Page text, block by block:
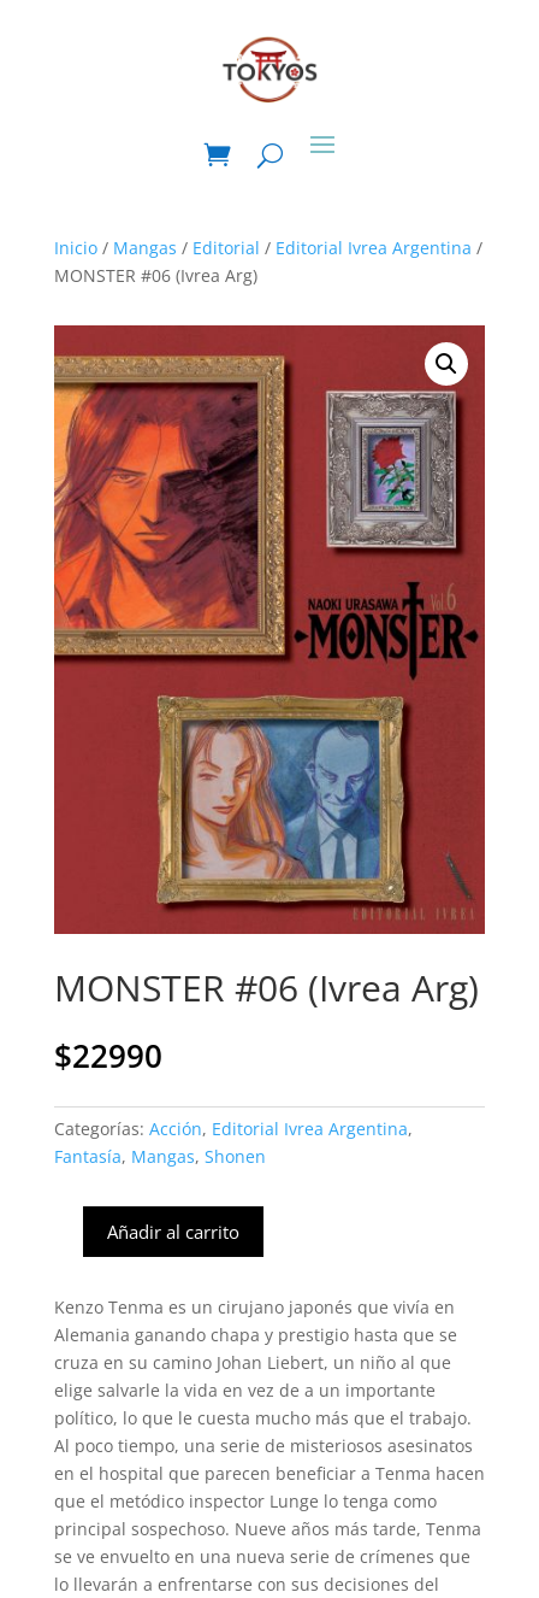
Inicio/ Mangas / Editorial / Editorial Ivrea Argentina /
MONSTER #06 (Ivrea Arg)
MONSTER #06 (Ivrea Arg)
$22990
Categorías: Acción, Editorial Ivrea Argentina,
Fantasía, Mangas, Shonen
MONSTER
(Ivrea
Arg)
cantidad
Añadir al carrito
Kenzo Tenma es un cirujano japonés que vivía en
Alemania ganando chapa y prestigio hasta que se
cruza en su camino Johan Liebert, un niño al que
elige salvarle la vida en vez de a un importante
político, lo que le cuesta mucho más que el trabajo.
Al poco tiempo, una serie de misteriosos asesinatos
en el hospital que parecen beneficiar a Tenma hacen
que el metódico inspector Lunge lo tenga como
principal sospechoso. Nueve años más tarde, Tenma
se ve envuelto en una nueva serie de crímenes que
lo llevarán a enfrentarse con sus decisiones del